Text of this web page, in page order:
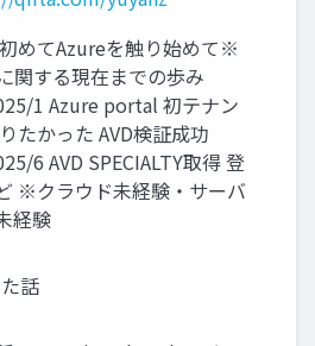
めてAzureを触り始めて※
関する現在までの歩み
1 Azure portal 初テナン
たかった AVD検証成功
6 AVD SPECIALTY取得 登
※クラウド未経験・サーバ
経験
話